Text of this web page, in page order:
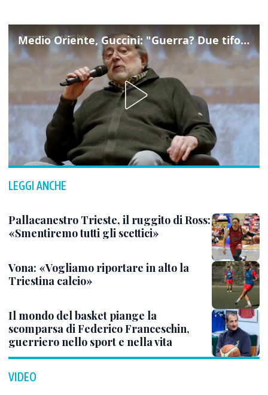
Medio Oriente, Guccini: "Guerra? Due tifoserie che si urlano contro e dimenticano vittime"
LEGGI ANCHE
Pallacanestro Trieste, il ruggito di Ross:
«Smentiremo tutti gli scettici»
Vona: «Vogliamo riportare in alto la
Triestina calcio»
Il mondo del basket piange la
scomparsa di Federico Franceschin,
guerriero nello sport e nella vita
VIDEO